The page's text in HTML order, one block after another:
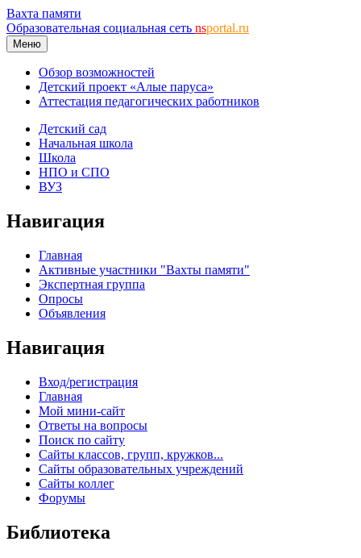
Вахта памяти
Образовательная социальная сеть nsportal.ru
Меню
Обзор возможностей
Детский проект «Алые паруса»
Аттестация педагогических работников
Детский сад
Начальная школа
Школа
НПО и СПО
ВУЗ
Навигация
Главная
Активные участники "Вахты памяти"
Экспертная группа
Опросы
Объявления
Навигация
Вход/регистрация
Главная
Мой мини-сайт
Ответы на вопросы
Поиск по сайту
Сайты классов, групп, кружков...
Сайты образовательных учреждений
Сайты коллег
Форумы
Библиотека